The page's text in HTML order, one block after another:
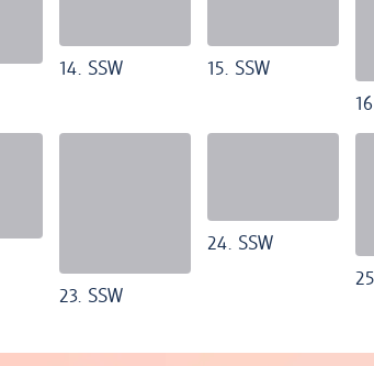
14. SSW
15. SSW
23. SSW
24. SSW